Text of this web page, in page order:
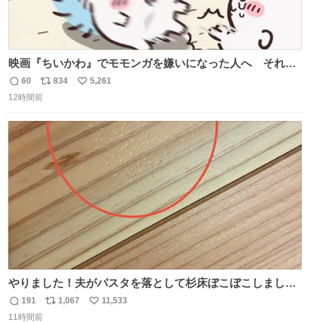
映画『ちいかわ』でモモンガを嫌いになった人へ それで
も愛される理由と可能性 kai-you.net/article/96186 『映画
ちいかわ 人魚の島のひみつ』を3回観て、原作も追ってい
す。ちいかわ初心者向けです🖊
返
信
60
リ
ポ
ト
数
834
い
数
5,261
12時間前
やりました！夫がパスタを落として杉床ぼこぼこしまし
た！よかったーーー！ファーストぼこぼこ自分じゃなく
て！これで第二波いつでもいけます！！！✌️いやーほっと
返
191
リ
1,067
い
11,533
11時間前